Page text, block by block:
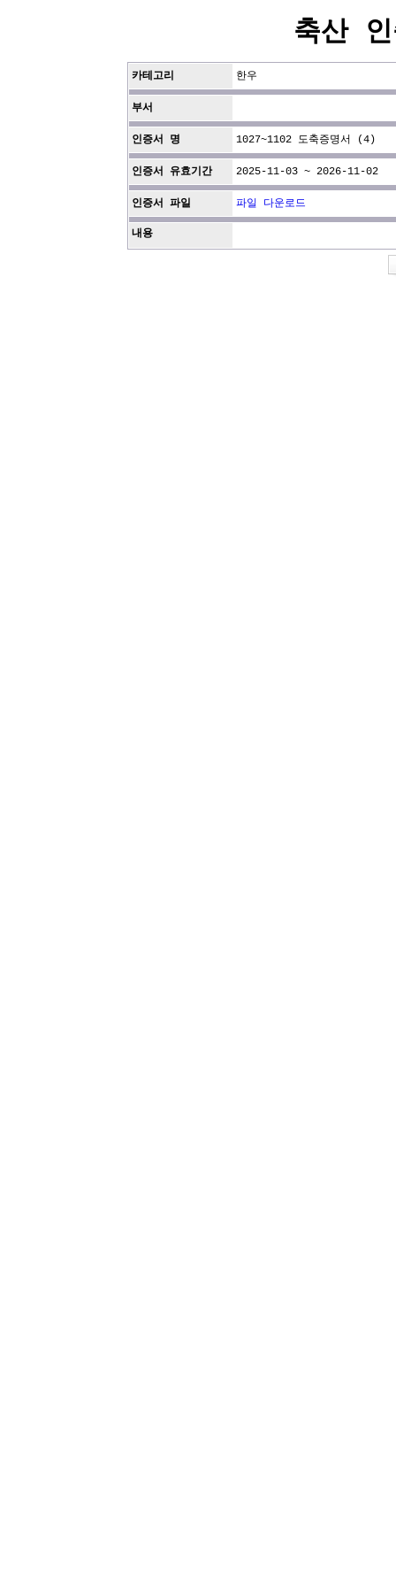
축산
카테고리 한우
부서
인증서 명 1027~1102 도축증명서 (4)
인증서 유효기간 2025-11-03 ~ 2026-11-02
인증서 파일 파일 다운로드
내용